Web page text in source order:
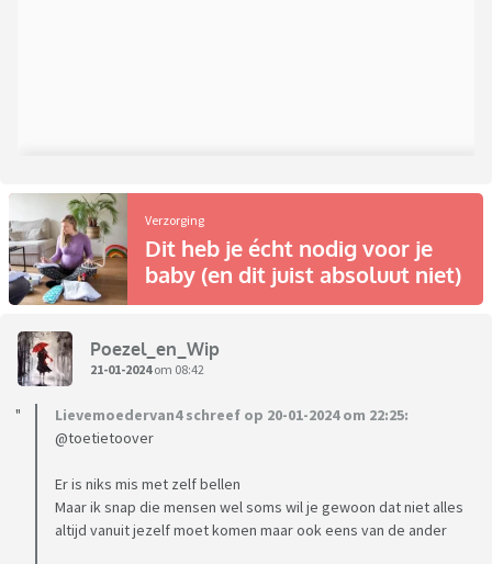
Verzorging
Dit heb je écht nodig voor je
baby (en dit juist absoluut niet)
Poezel_en_Wip
21-01-2024om 08:42
Lievemoedervan4 schreef op 20-01-2024 om 22:25:
@toetietoover
Er is niks mis met zelf bellen
Maar ik snap die mensen wel soms wil je gewoon dat niet alles
altijd vanuit jezelf moet komen maar ook eens van de ander